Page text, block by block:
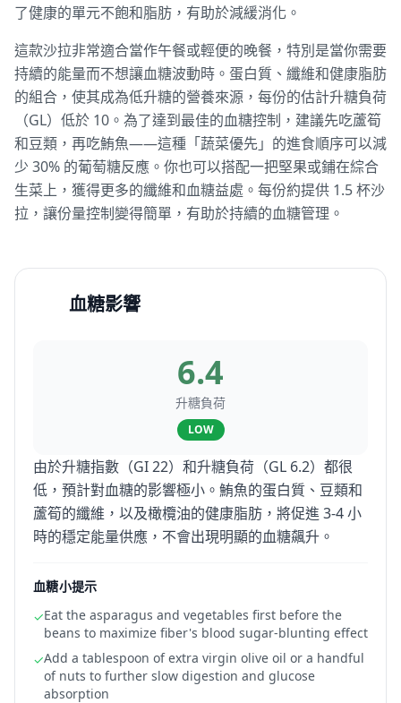
了健康的單元不飽和脂肪，有助於減緩消化。
這款沙拉非常適合當作午餐或輕便的晚餐，特別是當你需要
持續的能量而不想讓血糖波動時。蛋白質、纖維和健康脂肪
的組合，使其成為低升糖的營養來源，每份的估計升糖負荷
（GL）低於 10。為了達到最佳的血糖控制，建議先吃蘆筍
和豆類，再吃鮪魚——這種「蔬菜優先」的進食順序可以減
少 30% 的葡萄糖反應。你也可以搭配一把堅果或鋪在綜合
生菜上，獲得更多的纖維和血糖益處。每份約提供 1.5 杯沙
拉，讓份量控制變得簡單，有助於持續的血糖管理。
血糖影響
6.4
升糖負荷
LOW
由於升糖指數（GI 22）和升糖負荷（GL 6.2）都很
低，預計對血糖的影響極小。鮪魚的蛋白質、豆類和
蘆筍的纖維，以及橄欖油的健康脂肪，將促進 3-4 小
時的穩定能量供應，不會出現明顯的血糖飆升。
血糖小提示
✓Eat the asparagus and vegetables first before the
beans to maximize fiber's blood sugar-blunting effect
✓Add a tablespoon of extra virgin olive oil or a handful
of nuts to further slow digestion and glucose
absorption